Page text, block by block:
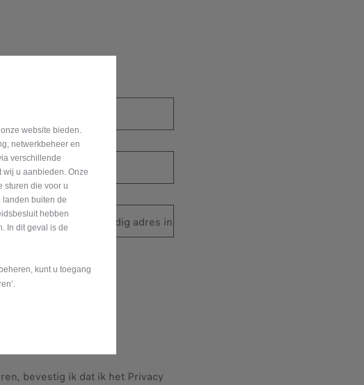
E-mail*
Vul je postcode of volledig adres in*
bevestig ik dat ik het Privacy
website bieden.
netwerkbeheer en
verschillende
wij u aanbieden. Onze
sturen die voor u
landen buiten de
hebben
In dit geval is de
kunt u toegang